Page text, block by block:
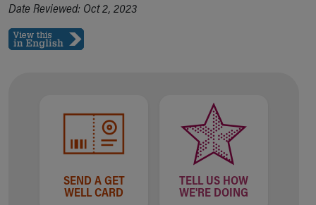
Our History
More childhood, please.™
Cincinnati Children's
During Your Visit
Financial Services
Gift Shop
Date Reviewed: Oct 2, 2023
SEND A GET
WELL CARD
TELL US HOW
WE'RE DOING